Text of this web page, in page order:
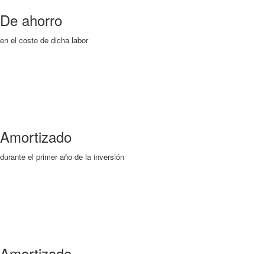
De ahorro
en el costo de dicha labor
Amortizado
durante el primer año de la inversión